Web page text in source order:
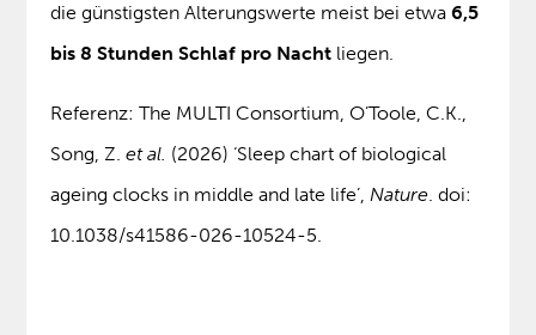
die günstigsten Alterungswerte meist bei etwa6,5
bis 8 Stunden Schlaf pro Nacht liegen.
Referenz: The MULTI Consortium, O’Toole, C.K.,
Song, Z.et al. (2026) ‘Sleep chart of biological
ageing clocks in middle and late life’,Nature. doi:
10.1038/s41586-026-10524-5.